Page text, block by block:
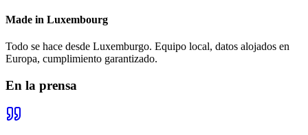
Made in Luxembourg
Todo se hace desde Luxemburgo. Equipo local, datos alojados en
Europa, cumplimiento garantizado.
En la prensa